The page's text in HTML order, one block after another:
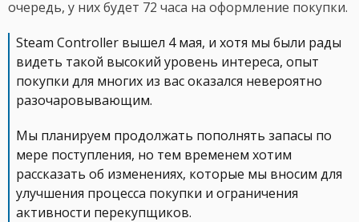
очередь, у них будет 72 часа на оформление покупки.
Steam Controller вышел 4 мая, и хотя мы были рады
видеть такой высокий уровень интереса, опыт
покупки для многих из вас оказался невероятно
разочаровывающим.
Мы планируем продолжать пополнять запасы по
мере поступления, но тем временем хотим
рассказать об изменениях, которые мы вносим для
улучшения процесса покупки и ограничения
активности перекупщиков.